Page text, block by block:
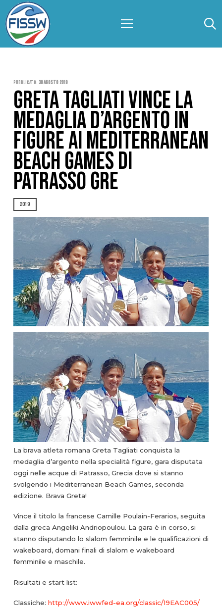
Pubblicato: 30 Agosto 2019
GRETA TAGLIATI VINCE LA
MEDAGLIA D’ARGENTO IN
FIGURE AI MEDITERRANEAN
BEACH GAMES DI
PATRASSO GRE
2019
La brava atleta romana Greta Tagliati conquista la
medaglia d’argento nella specialità figure, gara disputata
oggi nelle acque di Patrasso, Grecia dove si stanno
svolgendo i Mediterranean Beach Games, seconda
edizione. Brava Greta!
Vince il titolo la francese Camille Poulain-Ferarios, seguita
dalla greca Angeliki Andriopoulou. La gara è in corso, si
stanno disputando lo slalom femminile e le qualificazioni di
wakeboard, domani finali di slalom e wakeboard
femminile e maschile.
Risultati e start list:
Classiche: http://www.iwwfed-ea.org/classic/19EAC005/